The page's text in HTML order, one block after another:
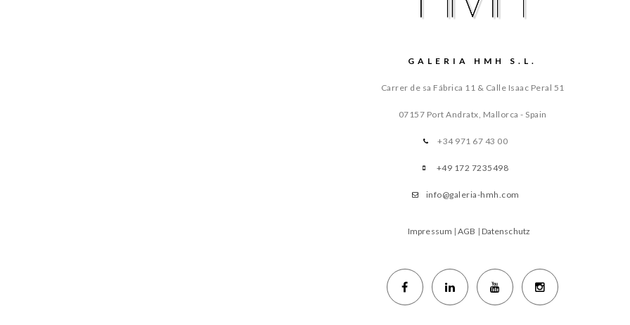
GALERIA HMH S.L.
Carrer de sa Fábrica 11 & Calle Isaac Peral 51
07157 Port Andratx, Mallorca - Spain
+34 971 67 43 00
+49 172 7235498
info@galeria-hmh.com
Impressum |AGB | Datenschutz